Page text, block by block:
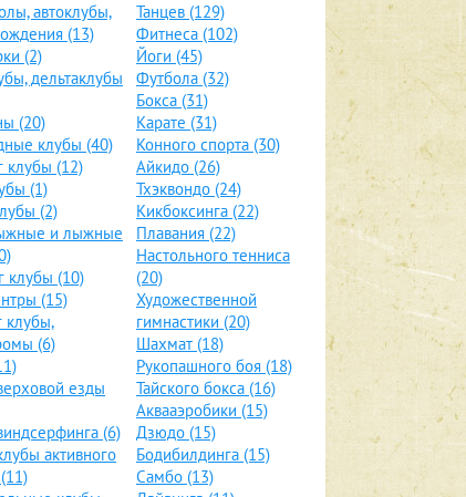
автоклубы,
(13)
(2)
дельтаклубы
(20)
клубы (40)
клубы (12)
(1)
(2)
и лыжные
клубы (10)
(15)
клубы,
(6)
езды
(6)
активного
Танцев (129)
Фитнеса (102)
Йоги (45)
Футбола (32)
Бокса (31)
Карате (31)
Конного спорта (30)
Айкидо (26)
Тхэквондо (24)
Кикбоксинга (22)
Плавания (22)
Настольного тенниса
(20)
Художественной
гимнастики (20)
Шахмат (18)
Рукопашного боя (18)
Тайского бокса (16)
Аквааэробики (15)
Дзюдо (15)
Бодибилдинга (15)
Самбо (13)